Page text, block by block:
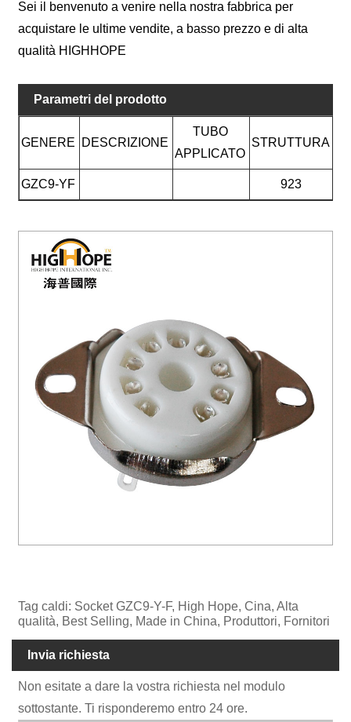
Sei il benvenuto a venire nella nostra fabbrica per
acquistare le ultime vendite, a basso prezzo e di alta
qualità HIGHHOPE
Parametri del prodotto
GENERE DESCRIZIONE
TUBO
APPLICATO
STRUTTURA
GZC9-YF 923
Tag caldi: Socket GZC9-Y-F, High Hope, Cina, Alta
qualità, Best Selling, Made in China, Produttori, Fornitori
Invia richiesta
Non esitate a dare la vostra richiesta nel modulo
sottostante. Ti risponderemo entro 24 ore.